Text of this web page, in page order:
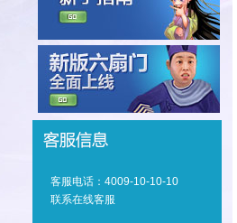
客服电话：4009-10-10-10
联系在线客服